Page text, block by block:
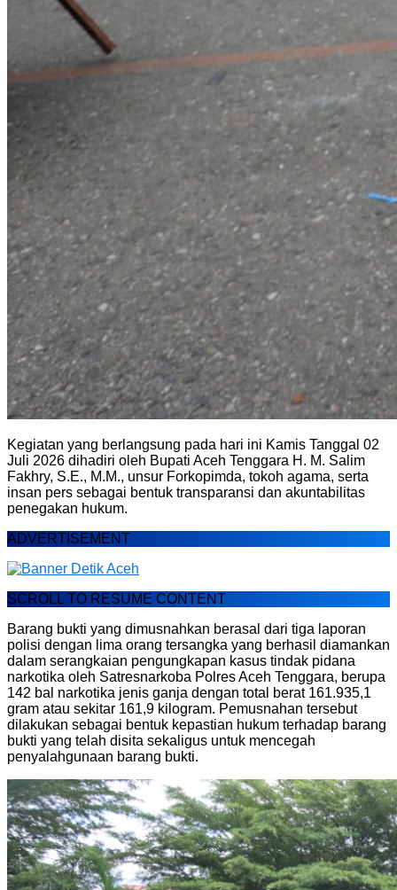
Kegiatan yang berlangsung pada hari ini Kamis Tanggal 02
Juli 2026 dihadiri oleh Bupati Aceh Tenggara H. M. Salim
Fakhry, S.E., M.M., unsur Forkopimda, tokoh agama, serta
insan pers sebagai bentuk transparansi dan akuntabilitas
penegakan hukum.
ADVERTISEMENT
SCROLL TO RESUME CONTENT
Barang bukti yang dimusnahkan berasal dari tiga laporan
polisi dengan lima orang tersangka yang berhasil diamankan
dalam serangkaian pengungkapan kasus tindak pidana
narkotika oleh Satresnarkoba Polres Aceh Tenggara, berupa
142 bal narkotika jenis ganja dengan total berat 161.935,1
gram atau sekitar 161,9 kilogram. Pemusnahan tersebut
dilakukan sebagai bentuk kepastian hukum terhadap barang
bukti yang telah disita sekaligus untuk mencegah
penyalahgunaan barang bukti.